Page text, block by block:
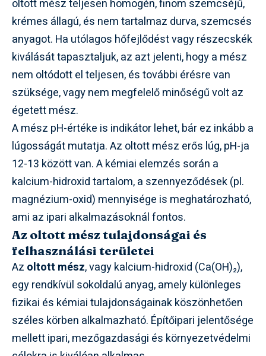
oltott mész teljesen homogén, finom szemcséjű,
krémes állagú, és nem tartalmaz durva, szemcsés
anyagot. Ha utólagos hőfejlődést vagy részecskék
kiválását tapasztaljuk, az azt jelenti, hogy a mész
nem oltódott el teljesen, és további érésre van
szüksége, vagy nem megfelelő minőségű volt az
égetett mész.
A mész pH-értéke is indikátor lehet, bár ez inkább a
lúgosságát mutatja. Az oltott mész erős lúg, pH-ja
12-13 között van. A kémiai elemzés során a
kalcium-hidroxid tartalom, a szennyeződések (pl.
magnézium-oxid) mennyisége is meghatározható,
ami az ipari alkalmazásoknál fontos.
Az oltott mész tulajdonságai és
felhasználási területei
Az oltott mész, vagy kalcium-hidroxid (Ca(OH)₂),
egy rendkívül sokoldalú anyag, amely különleges
fizikai és kémiai tulajdonságainak köszönhetően
széles körben alkalmazható. Építőipari jelentősége
mellett ipari, mezőgazdasági és környezetvédelmi